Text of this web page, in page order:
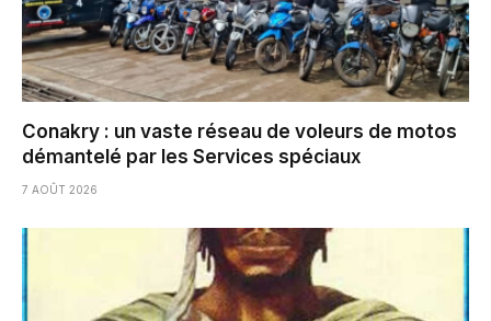
Conakry : un vaste réseau de voleurs de motos
démantelé par les Services spéciaux
7 AOÛT 2026